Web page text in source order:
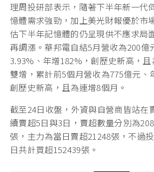
理周投研部表示，隨著下半年新一代
憶體需求強勁，加上美光財報優於市
估下半年記憶體的仍呈現供不應求局
再調漲。華邦電自結5月營收為200億
3.93%、年增182%，創歷史新高，
雙增，累計前5個月營收為775億元、
創歷史新高，且為連增8個月。
截至24日收盤，外資與自營商皆站在
續賣超5日與3日，賣超數量分別為
張，主力為當日賣超21248張，不過
日共計買超152439張。